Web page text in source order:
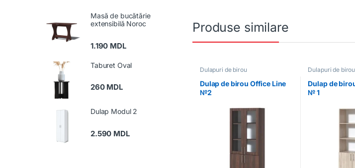
Produse similare
Dulapuri de birou
Dulap de birou Office Line
№2
Dulapuri de birou
Dulap de
№ 1
Masă de bucătărie
extensibilă Noroc
1.190 MDL
Taburet Oval
260 MDL
Dulap Modul 2
2.590 MDL